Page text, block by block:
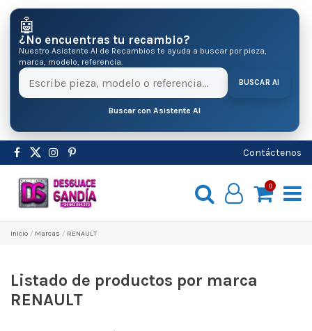
🤖
¿No encuentras tu recambio?
Nuestro Asistente AI de Recambios te ayuda a buscar por pieza,
marca, modelo, referencia.
BUSCAR AI
Buscar con Asistente AI
Contáctenos
0
Inicio Marcas RENAULT
Listado de productos por marca
RENAULT